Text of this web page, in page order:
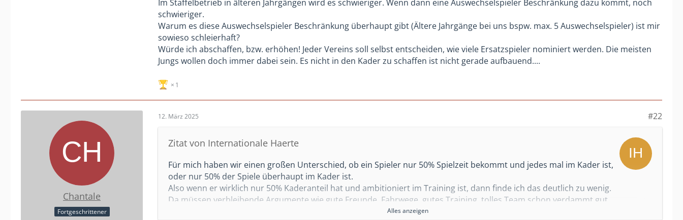
Im Staffelbetrieb in älteren Jahrgängen wird es schwieriger. Wenn dann eine Auswechselspieler Beschränkung dazu kommt, noch
schwieriger.
Warum es diese Auswechselspieler Beschränkung überhaupt gibt (Ältere Jahrgänge bei uns bspw. max. 5 Auswechselspieler) ist mir
sowieso schleierhaft?
Würde ich abschaffen, bzw. erhöhen! Jeder Vereins soll selbst entscheiden, wie viele Ersatzspieler nominiert werden. Die meisten
Jungs wollen doch immer dabei sein. Es nicht in den Kader zu schaffen ist nicht gerade aufbauend....
1
Chantale
Fortgeschrittener
12. März 2025 #22
Zitat von Internationale Haerte
Für mich haben wir einen großen Unterschied, ob ein Spieler nur 50% Spielzeit bekommt und jedes mal im Kader ist,
oder nur 50% der Spiele überhaupt im Kader ist.
Also wenn er wirklich nur 50% Kaderanteil hat und ambitioniert im Training ist, dann finde ich das deutlich zu wenig.
Da müssen verbleibende Argumente wie gute Freunde, Fahrwege, gutes Training, tolles Team schon verdammt gut
Alles anzeigen